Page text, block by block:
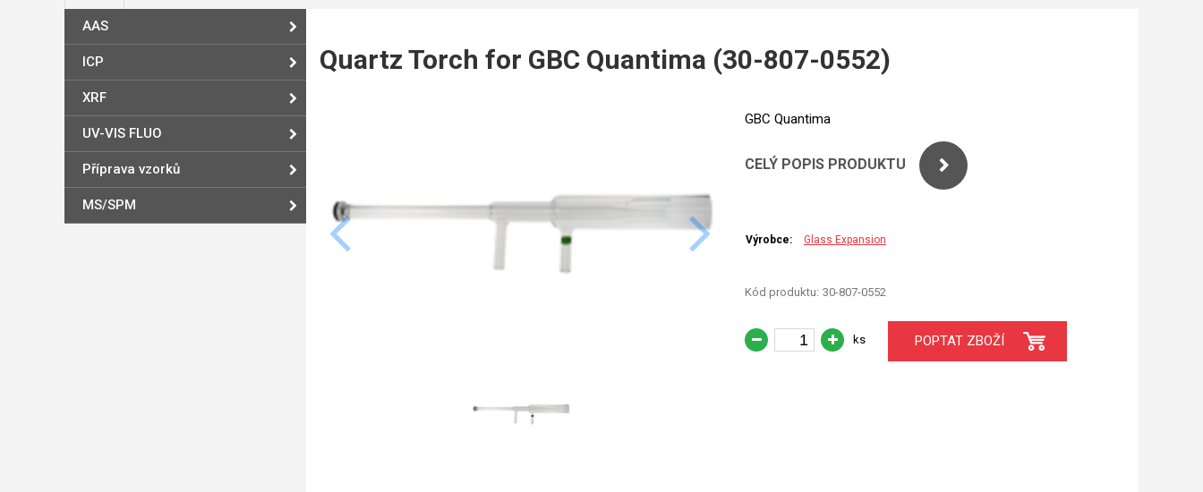
AAS
ICP
XRF
UV-VIS FLUO
Příprava vzorků
MS/SPM
Quartz Torch for GBC Quantima (30-807-0552)
GBC Quantima
CELÝ POPIS PRODUKTU
Výrobce: Glass Expansion
Kód produktu: 30-807-0552
ks POPTAT ZBOŽÍ